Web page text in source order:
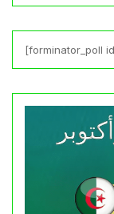
[forminator_poll